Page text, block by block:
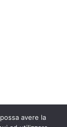
avere la